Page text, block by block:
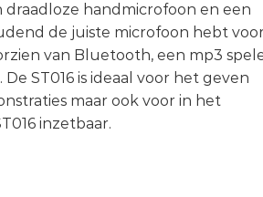
handmicrofoon en een
de juiste microfoon hebt
van Bluetooth, een mp3
ST016 is ideaal voor het geven
maar ook voor in het
inzetbaar.